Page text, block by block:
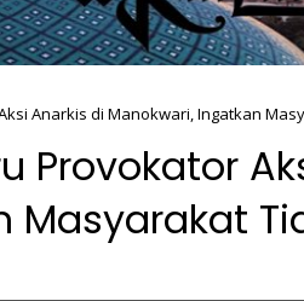
Anarkis di Manokwari, Ingatkan
Provokator
Masyarakat